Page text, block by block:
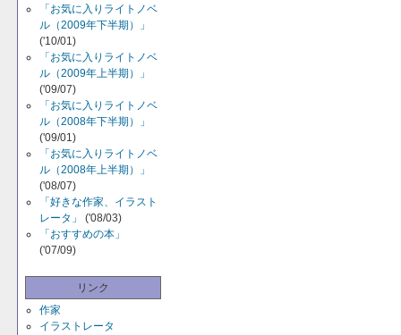
「お気に入りライトノベ
ル（2009年下半期）」
('10/01)
「お気に入りライトノベ
ル（2009年上半期）」
('09/07)
「お気に入りライトノベ
ル（2008年下半期）」
('09/01)
「お気に入りライトノベ
ル（2008年上半期）」
('08/07)
「好きな作家、イラスト
レータ」
('08/03)
「おすすめの本」
('07/09)
リンク
作家
イラストレータ